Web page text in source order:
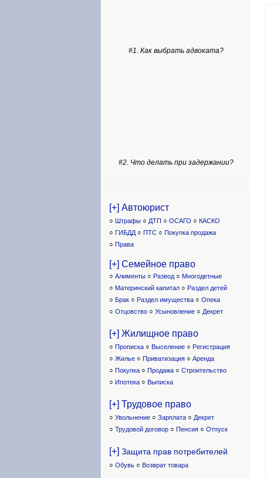
#1. Как выбрать адвоката?
#2. Что делать при задержании?
[+] Автоюрист
○ Штрафы ○ ДТП ○ ОСАГО ○ КАСКО
○ ГИБДД ○ ПТС ○ Покупка продажа
○ Права
[+] Семейное право
○ Алименты ○ Развод ○ Многодетные
○ Материнский капитал ○ Раздел детей
○ Брак ○ Раздел имущества ○ Опека
○ Отцовство ○ Усыновление ○ Декрет
[+] Жилищное право
○ Прописка ○ Выселение ○ Регистрация
○ Жилье ○ Приватизация ○ Аренда
○ Покупка ○ Продажа ○ Строительство
○ Ипотека ○ Выписка
[+] Трудовое право
○ Увольнение ○ Зарплата ○ Декрет
○ Трудовой договор ○ Пенсия ○ Отпуск
[+] Защита прав потребителей
○ Обувь ○ Возврат товара